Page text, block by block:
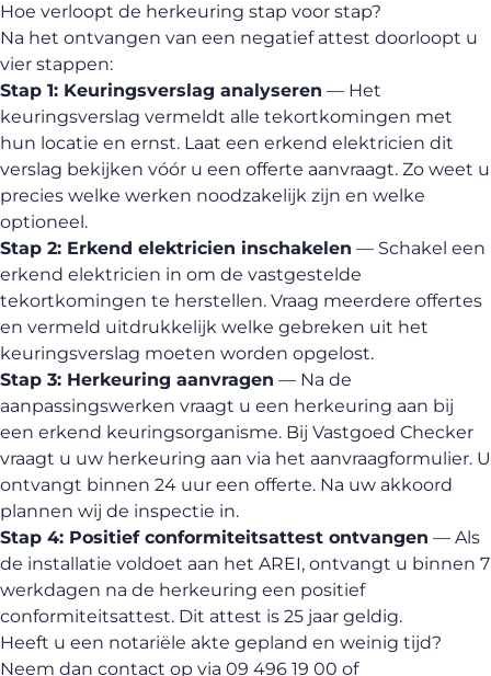
Hoe verloopt de herkeuring stap voor stap?
Na het ontvangen van een negatief attest doorloopt u
vier stappen:
Stap 1: Keuringsverslag analyseren — Het
keuringsverslag vermeldt alle tekortkomingen met
hun locatie en ernst. Laat een erkend elektricien dit
verslag bekijken vóór u een offerte aanvraagt. Zo weet u
precies welke werken noodzakelijk zijn en welke
optioneel.
Stap 2: Erkend elektricien inschakelen — Schakel een
erkend elektricien in om de vastgestelde
tekortkomingen te herstellen. Vraag meerdere offertes
en vermeld uitdrukkelijk welke gebreken uit het
keuringsverslag moeten worden opgelost.
Stap 3: Herkeuring aanvragen — Na de
aanpassingswerken vraagt u een herkeuring aan bij
een erkend keuringsorganisme. Bij Vastgoed Checker
vraagt u uw herkeuring aan via het aanvraagformulier. U
ontvangt binnen 24 uur een offerte. Na uw akkoord
plannen wij de inspectie in.
Stap 4: Positief conformiteitsattest ontvangen — Als
de installatie voldoet aan het AREI, ontvangt u binnen 7
werkdagen na de herkeuring een positief
conformiteitsattest. Dit attest is 25 jaar geldig.
Heeft u een notariële akte gepland en weinig tijd?
Neem dan contact op via 09 496 19 00 of